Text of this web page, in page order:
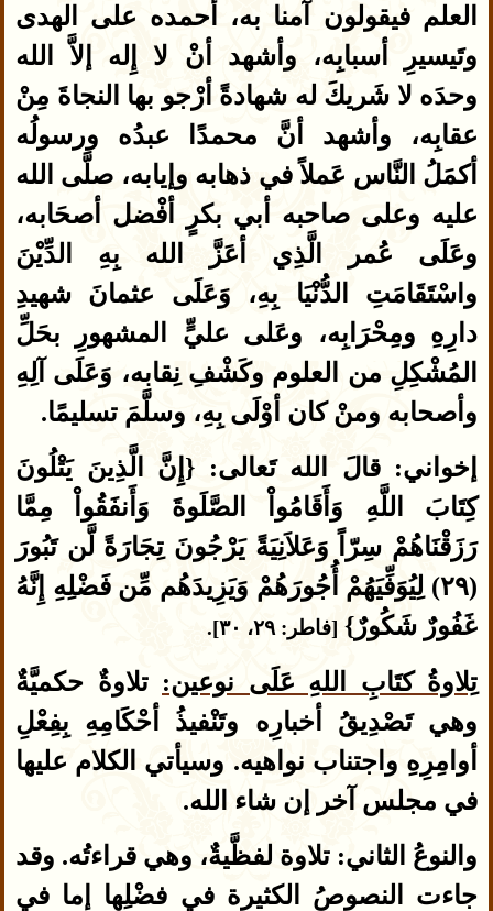
العلم فيقولون آمنا به، أحمده على الهدى
وتَيسيرِ أسبابِه، وأشهد أنْ لا إِله إلاَّ الله
وحدَه لا شَريكَ له شهادةً أرْجو بها النجاةَ مِنْ
عقابِه، وأشهد أنَّ محمدًا عبدُه ورسولُه
أكمَلُ النَّاس عَملاً في ذهابه وإيابه، صلَّى الله
عليه وعلى صاحبه أبي بكرٍ أفْضل أصحَابه،
وعَلَى عُمر الَّذِي أعَزَّ الله بِهِ الدِّيْنَ
واسْتَقَامَتِ الدُّنْيَا بِهِ، وَعَلَى عثمانَ شهيدِ
دارِهِ ومِحْرَابِه، وعَلى عليٍّ المشهورِ بحَلِّ
المُشْكِلِ من العلوم وكَشْفِ نِقابه، وَعَلَى آلِهِ
وأصحابه ومنْ كان أوْلَى بِهِ، وسلَّمَ تسليمًا.
إخواني: قالَ الله تَعالى: {إِنَّ الَّذِينَ يَتْلُونَ
كِتَابَ اللَّهِ وَأَقَامُواْ الصَّلَوةَ وَأَنفَقُواْ مِمَّا
رَزَقْنَاهُمْ سِرّاً وَعَلاَنِيَةً يَرْجُونَ تِجَارَةً لَّن تَبُورَ
(٢٩) لِيُوَفِّيَهُمْ أُجُورَهُمْ وَيَزِيدَهُم مِّن فَضْلِهِ إِنَّهُ
غَفُورٌ شَكُورٌ} [فاطر: ٢٩، ٣٠].
تِلاوةُ كتَابِ اللهِ عَلَى نوعين: تلاوةٌ حكميَّةٌ
وهي تَصْدِيقُ أخبارِه وتَنْفيذُ أحْكَامِهِ بِفِعْلِ
أوامِرِهِ واجتناب نواهيه. وسيأتي الكلام عليها
في مجلس آخر إن شاء الله.
والنوعُ الثاني: تلاوة لفظَّيةٌ، وهي قراءتُه. وقد
جاءت النصوصُ الكثيرة في فضْلِها إما في